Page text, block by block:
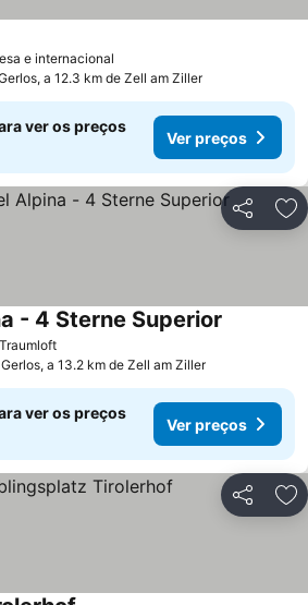
e internacional
a 12.3 km de Zell am Ziller
ver os preços
Ver preços
Partilhar
Ver preços
- 4 Sterne Superior
Gerlos, a 13.2 km de Zell am Ziller
ver os preços
Ver preços
Partilhar